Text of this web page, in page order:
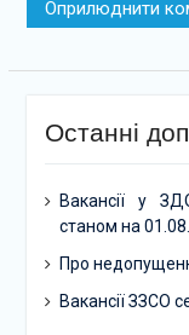
Останні
Вакансії у
станом на
Про
Вакансії ЗЗСО